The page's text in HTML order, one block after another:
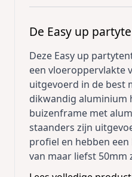
De Easy up
Deze Easy up
een vloeroppervlakte
uitgevoerd in de best
dikwandig aluminium
buizenframe met
staanders zijn
profiel en hebben
van maar liefst 50mm
zijn. Met een grote